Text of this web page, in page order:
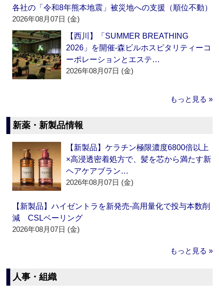
各社の「令和8年熊本地震」被災地への支援（順位不動）
2026年08月07日 (金)
【西川】「SUMMER BREATHING
2026」を開催‐森ビルホスピタリティーコ
ーポレーションとエステ…
2026年08月07日 (金)
もっと見る »
新薬・新製品情報
【新製品】ケラチン極限濃度6800倍以上
×高浸透密着処方で、髪を芯から満たす新
ヘアケアブラン…
2026年08月07日 (金)
【新製品】ハイゼントラを新発売‐高用量化で投与本数削
減 CSLベーリング
2026年08月07日 (金)
もっと見る »
人事・組織